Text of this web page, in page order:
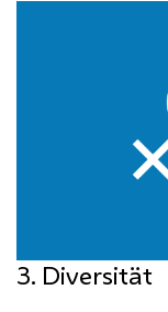
3. Diversität